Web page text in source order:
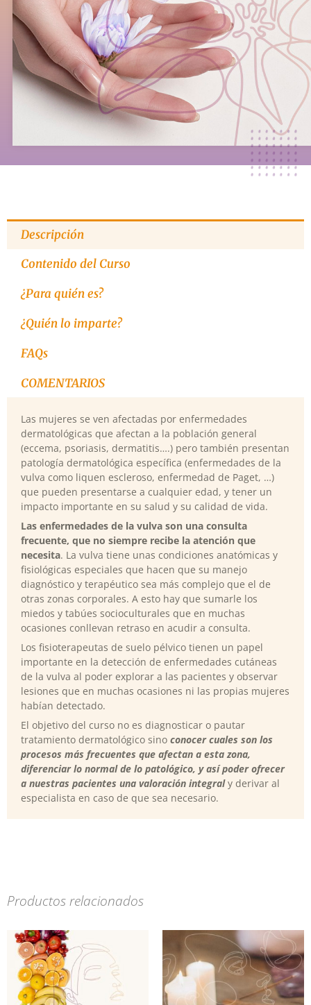
Descripción
Contenido del Curso
¿Para quién es?
¿Quién lo imparte?
FAQs
COMENTARIOS
Las mujeres se ven afectadas por enfermedades
dermatológicas que afectan a la población general
(eccema, psoriasis, dermatitis….) pero también presentan
patología dermatológica específica (enfermedades de la
vulva como liquen escleroso, enfermedad de Paget, …)
que pueden presentarse a cualquier edad, y tener un
impacto importante en su salud y su calidad de vida.
Las enfermedades de la vulva son una consulta
frecuente, que no siempre recibe la atención que
necesita. La vulva tiene unas condiciones anatómicas y
fisiológicas especiales que hacen que su manejo
diagnóstico y terapéutico sea más complejo que el de
otras zonas corporales. A esto hay que sumarle los
miedos y tabúes socioculturales que en muchas
ocasiones conllevan retraso en acudir a consulta.
Los fisioterapeutas de suelo pélvico tienen un papel
importante en la detección de enfermedades cutáneas
de la vulva al poder explorar a las pacientes y observar
lesiones que en muchas ocasiones ni las propias mujeres
habían detectado.
El objetivo del curso no es diagnosticar o pautar
tratamiento dermatológico sino conocer cuales son los
procesos más frecuentes que afectan a esta zona,
diferenciar lo normal de lo patológico, y así poder ofrecer
a nuestras pacientes una valoración integraly derivar al
especialista en caso de que sea necesario.
Productos relacionados
Rango
de
precios:
desde
10,00€